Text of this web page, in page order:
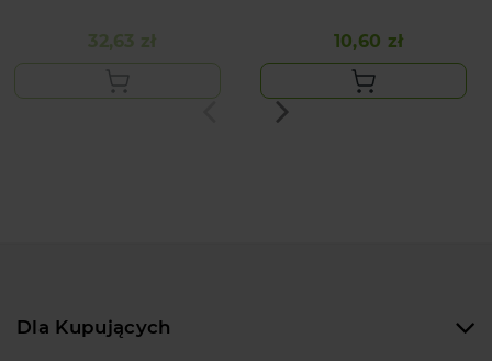
Cena
32,63 zł Cena
10,60 zł
Dla Kupujących